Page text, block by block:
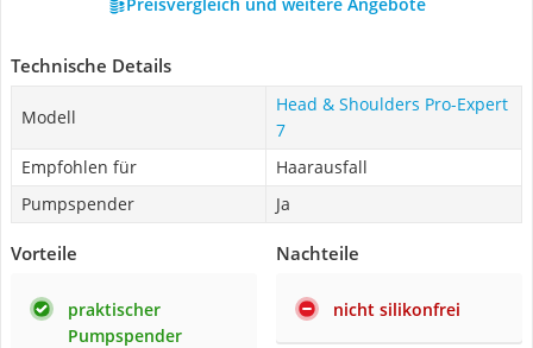
Technische Details
Modell
Head & Shoulders Pro-Expert
7
Empfohlen für
Haarausfall
Pumpspender
Ja
Vorteile
praktischer
Pumpspender
Nachteile
nicht silikonfrei